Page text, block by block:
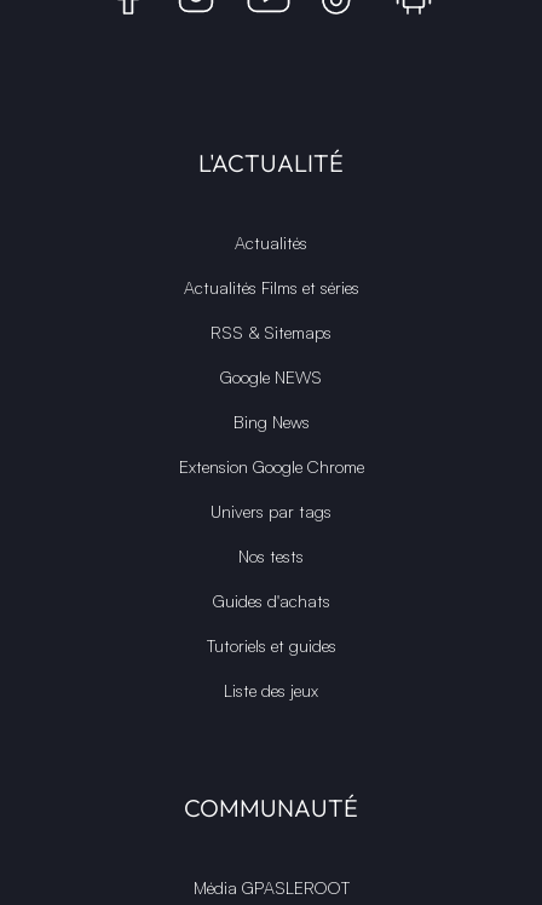
L'ACTUALITÉ
Actualités
Actualités Films et séries
RSS & Sitemaps
Google NEWS
Bing News
Extension Google Chrome
Univers par tags
Nos tests
Guides d'achats
Tutoriels et guides
Liste des jeux
COMMUNAUTÉ
Média GPASLEROOT